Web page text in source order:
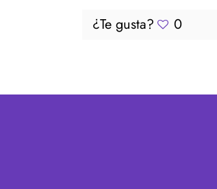
¿Te gusta?
0